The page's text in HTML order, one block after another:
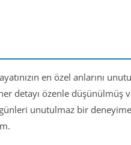
en özel anlarını
detayı özenle düşünülmüş
unutulmaz bir